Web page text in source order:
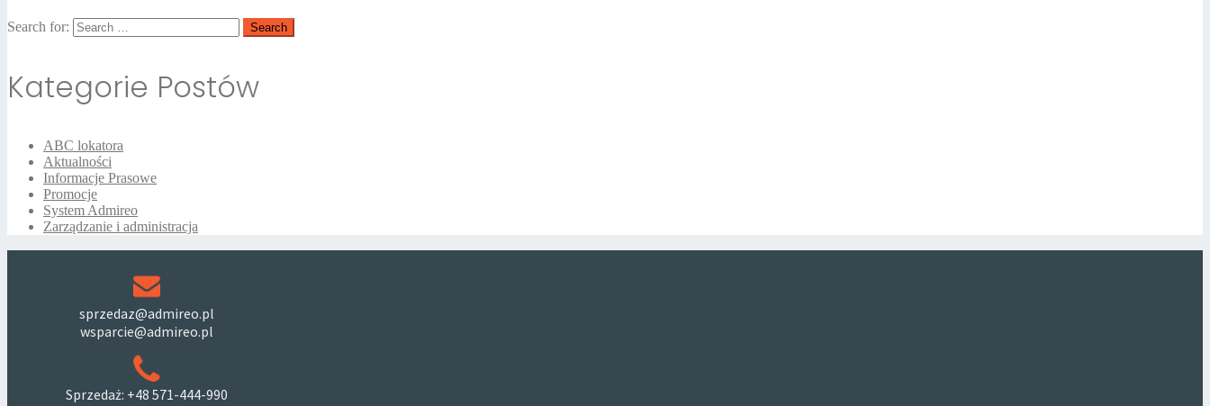
Search for:
Kategorie Postów
ABC lokatora
Aktualności
Informacje Prasowe
Promocje
System Admireo
Zarządzanie i administracja
sprzedaz@admireo.pl
wsparcie@admireo.pl
Sprzedaż: +48 571-444-990